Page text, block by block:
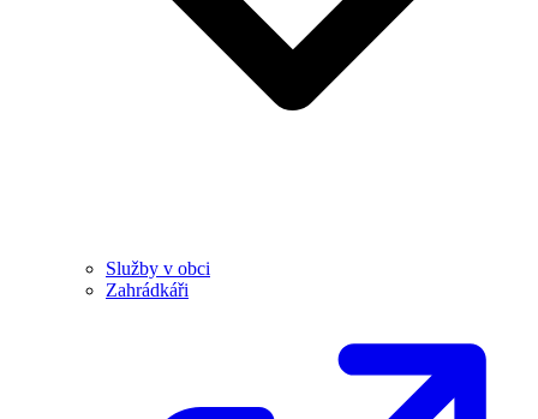
Služby v obci
Zahrádkáři